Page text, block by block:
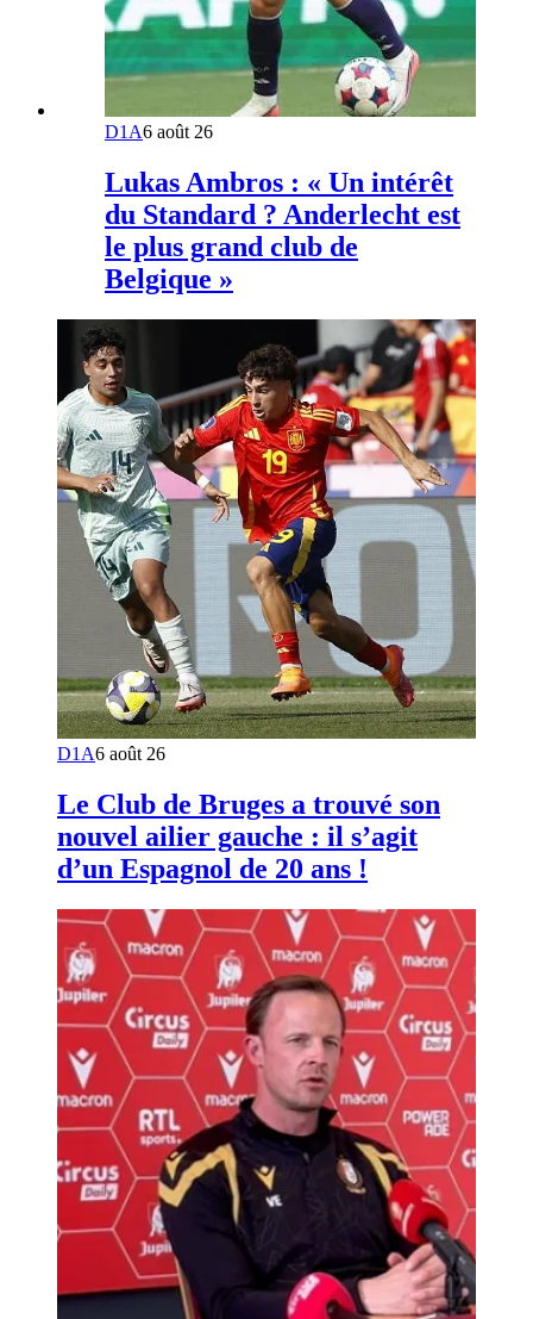
D1A6 août 26
Lukas Ambros : « Un intérêt
du Standard ? Anderlecht est
le plus grand club de
Belgique »
D1A6 août 26
Le Club de Bruges a trouvé son
nouvel ailier gauche : il s’agit
d’un Espagnol de 20 ans !